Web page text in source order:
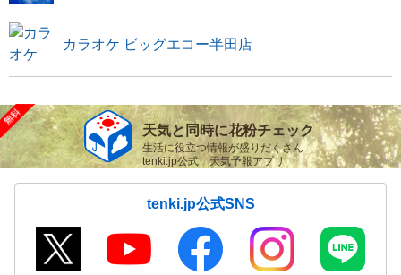
カラオケ ビッグエコー半田店
天気と同時に花粉チェック
生活に役立つ情報が盛りだくさん
tenki.jp公式 天気予報アプリ
tenki.jp公式SNS